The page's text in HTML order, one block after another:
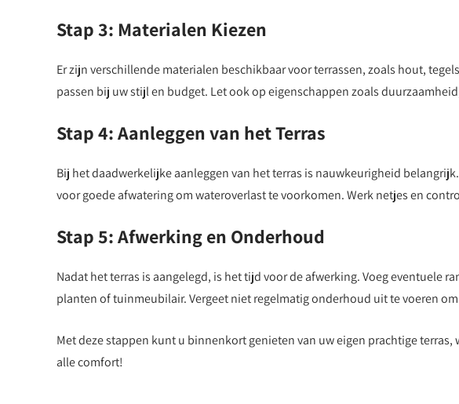
Stap 3: Materialen Kiezen
Er zijn verschillende materialen beschikbaar voor terrassen, zoals hout,
passen bij uw stijl en budget. Let ook op eigenschappen zoals
Stap 4: Aanleggen van het Terras
Bij het daadwerkelijke aanleggen van het terras is nauwkeurigheid
voor goede afwatering om wateroverlast te voorkomen. Werk netjes en
Stap 5: Afwerking en Onderhoud
Nadat het terras is aangelegd, is het tijd voor de afwerking. Voeg eventuele
planten of tuinmeubilair. Vergeet niet regelmatig onderhoud uit te voeren
Met deze stappen kunt u binnenkort genieten van uw eigen prachtige
alle comfort!